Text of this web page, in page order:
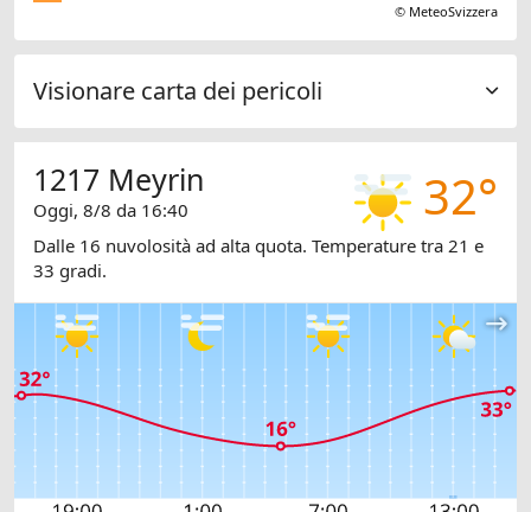
© MeteoSvizzera
Visionare carta dei pericoli
32°
1217 Meyrin
Oggi, 8/8 da 16:40
Dalle 16 nuvolosità ad alta quota. Temperature tra 21 e
33 gradi.